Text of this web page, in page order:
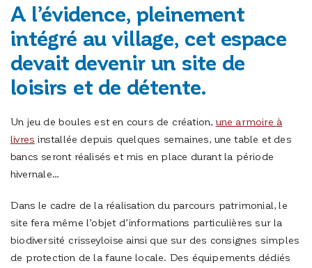
A l’évidence, pleinement
intégré au village, cet espace
devait devenir un site de
loisirs et de détente.
Un jeu de boules est en cours de création, une armoire à
livres installée depuis quelques semaines, une table et des
bancs seront réalisés et mis en place durant la période
hivernale…
Dans le cadre de la réalisation du parcours patrimonial, le
site fera même l’objet d’informations particulières sur la
biodiversité crisseyloise ainsi que sur des consignes simples
de protection de la faune locale. Des équipements dédiés